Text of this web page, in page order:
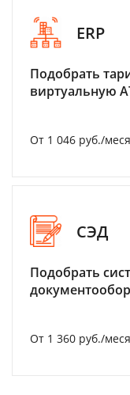
ERP
Подобрать
виртуальную
От 1 046 руб./
СЭД
Подобрать
От 1 360 руб./